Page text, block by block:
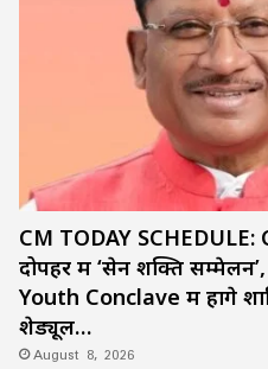
CM TODAY SCHEDULE:
दोपहर में ‘सेन शक्ति
Youth Conclave में होंगे
शेड्यूल…
August 8, 2026